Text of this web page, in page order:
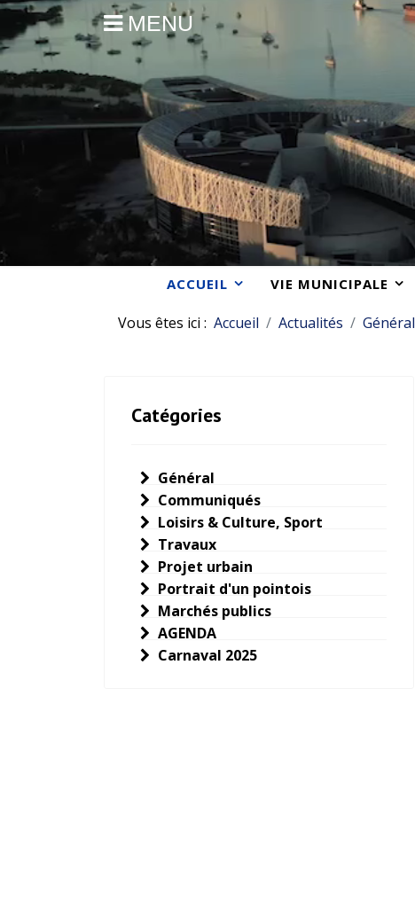
MENU
ACCUEIL VIE MUNICIPALE
Vous êtes ici : Accueil Actualités Général
Catégories
Général
Communiqués
Loisirs & Culture, Sport
Travaux
Projet urbain
Portrait d'un pointois
Marchés publics
AGENDA
Carnaval 2025